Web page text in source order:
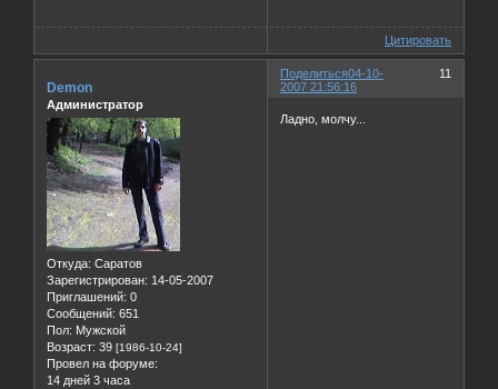
Цитировать
Поделиться 11
04-10-
2007 21:56:16
Demon
Администратор
Откуда: Саратов
Зарегистрирован: 14-05-2007
Приглашений: 0
Сообщений: 651
Пол: Мужской
Возраст: 39 [1986-10-24]
Провел на форуме:
14 дней 3 часа
Ладно, молчу...